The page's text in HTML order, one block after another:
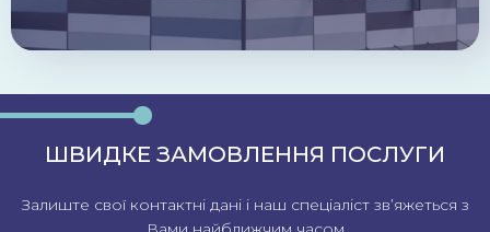
ШВИДКЕ ЗАМОВЛЕННЯ ПОСЛУГИ
Залиште свої контактні дані і наш спеціаліст зв’яжеться з